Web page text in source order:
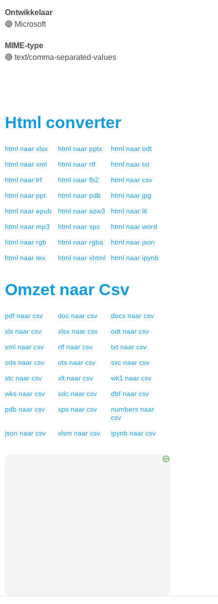
Ontwikkelaar
🔵 Microsoft
MIME-type
🔵 text/comma-separated-values
Html converter
html naar xlsx html naar pptx html naar odt
html naar xml html naar rtf html naar txt
html naar lrf html naar fb2 html naar csv
html naar ppt html naar pdb html naar jpg
html naar epub html naar azw3 html naar lit
html naar mp3 html naar xps html naar word
html naar rgb html naar rgba html naar json
html naar tex html naar xhtml html naar ipynb
Omzet naar Csv
pdf naar csv doc naar csv docx naar csv
xls naar csv xlsx naar csv odt naar csv
xml naar csv rtf naar csv txt naar csv
ods naar csv ots naar csv sxc naar csv
stc naar csv xlt naar csv wk1 naar csv
wks naar csv sdc naar csv dbf naar csv
pdb naar csv xps naar csv numbers naar
csv
json naar csv xlsm naar csv ipynb naar csv